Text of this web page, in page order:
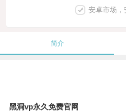
安卓市场，
简介
黑洞vp永久免费官网